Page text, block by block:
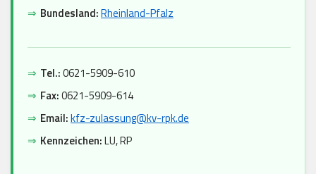
⇒ Bundesland:Rheinland-Pfalz
⇒ Tel.:0621-5909-610
⇒ Fax:0621-5909-614
⇒ Email:kfz-zulassung@kv-rpk.de
⇒ Kennzeichen:LU, RP